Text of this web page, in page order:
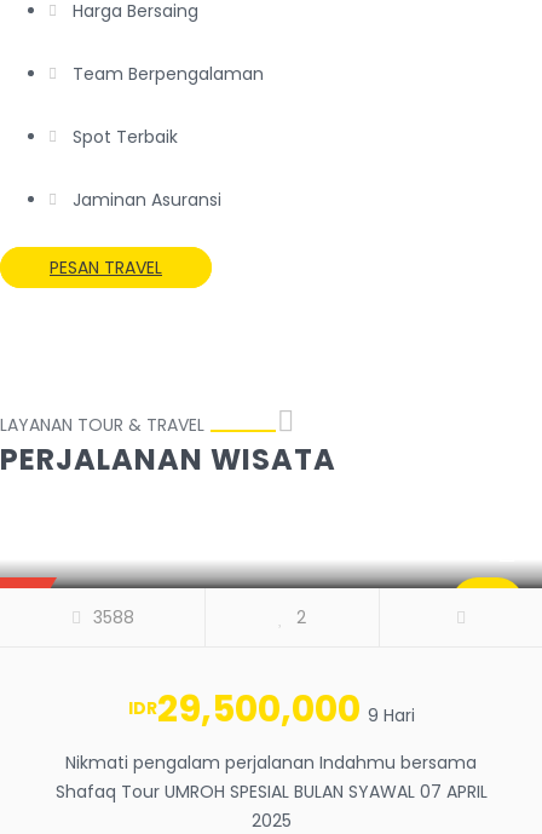
Harga Bersaing
Team Berpengalaman
Spot Terbaik
Jaminan Asuransi
PESAN TRAVEL
LAYANAN TOUR & TRAVEL
PERJALANAN WISATA
3588 2
IDR29,500,000 9 Hari
Nikmati pengalam perjalanan Indahmu bersama
Shafaq Tour UMROH SPESIAL BULAN SYAWAL 07 APRIL
2025